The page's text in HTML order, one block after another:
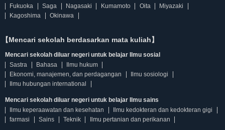
Fukuoka
Saga Nagasaki Kumamoto Oita
Miyazaki
Kagoshima
Okinawa
【Mencari sekolah berdasarkan mata kuliah】
Mencari sekolah diluar negeri untuk belajar Ilmu sosial
Sastra
Bahasa
Ilmu hukum
Ekonomi, manajemen, dan perdagangan
Ilmu sosiologi
Ilmu hubungan international
Mencari sekolah diluar negeri untuk belajar Ilmu sains
Ilmu keperaawatan dan kesehatan
Ilmu kedokteran dan kedokteran gigi
farmasi
Sains Teknik Ilmu pertanian dan perikanan